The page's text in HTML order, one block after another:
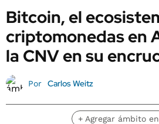
Bitcoin, el
criptomonedas en
la CNV en su
Por Carlos Weitz
+ Agregar ámbito en